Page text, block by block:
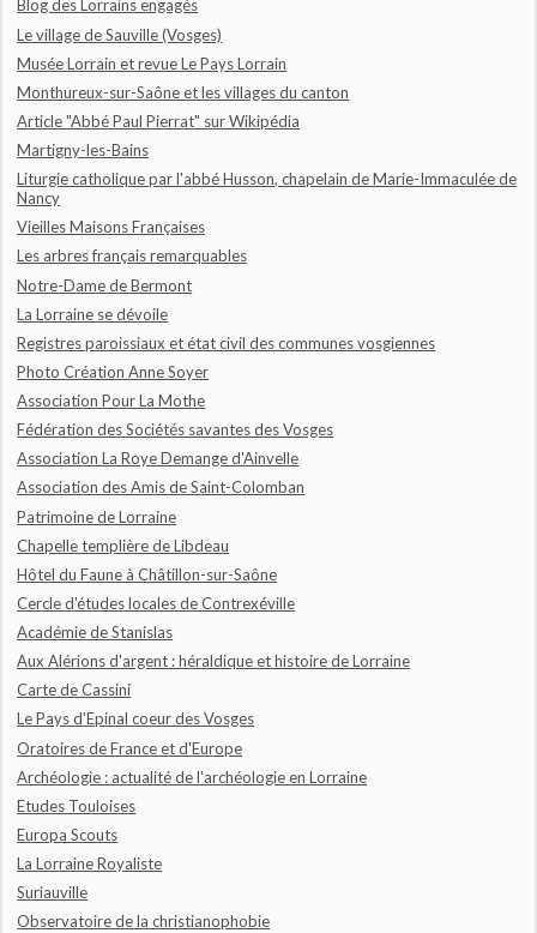
Blog des Lorrains engagés
Le village de Sauville (Vosges)
Musée Lorrain et revue Le Pays Lorrain
Monthureux-sur-Saône et les villages du canton
Article "Abbé Paul Pierrat" sur Wikipédia
Martigny-les-Bains
Liturgie catholique par l'abbé Husson, chapelain de Marie-Immaculée de
Nancy
Vieilles Maisons Françaises
Les arbres français remarquables
Notre-Dame de Bermont
La Lorraine se dévoile
Registres paroissiaux et état civil des communes vosgiennes
Photo Création Anne Soyer
Association Pour La Mothe
Fédération des Sociétés savantes des Vosges
Association La Roye Demange d'Ainvelle
Association des Amis de Saint-Colomban
Patrimoine de Lorraine
Chapelle templière de Libdeau
Hôtel du Faune à Châtillon-sur-Saône
Cercle d'études locales de Contrexéville
Académie de Stanislas
Aux Alérions d'argent : héraldique et histoire de Lorraine
Carte de Cassini
Le Pays d'Epinal coeur des Vosges
Oratoires de France et d'Europe
Archéologie : actualité de l'archéologie en Lorraine
Etudes Touloises
Europa Scouts
La Lorraine Royaliste
Suriauville
Observatoire de la christianophobie